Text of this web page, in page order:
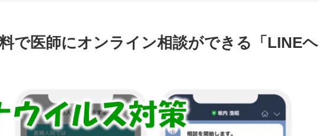
で医師にオンライン相談ができる「LINEヘ